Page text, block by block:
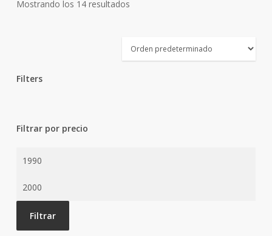
Mostrando los 14 resultados
Filters
Filtrar por precio
Precio
Precio
máximo
Filtrar